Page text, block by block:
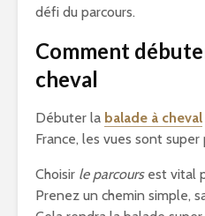
défi du parcours.
Comment
cheval
Débuter la balade à cheval
France, les vues sont super
Choisir le parcoursest vital
Prenez un chemin simple,